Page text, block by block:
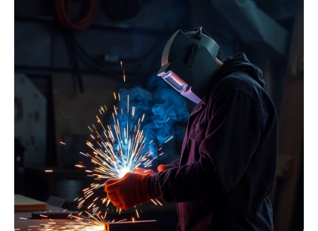
Essentials